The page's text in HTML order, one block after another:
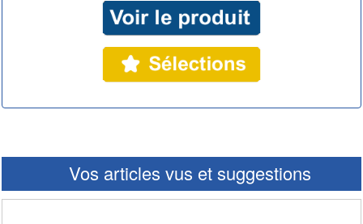
Vos articles vus et suggestions